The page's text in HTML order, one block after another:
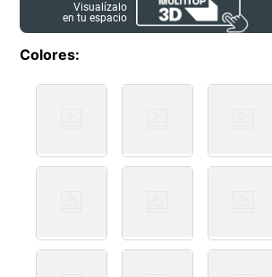
Visualízalo
en tu espacio
Colores